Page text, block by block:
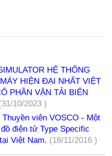
HỆ THỐNG
HIỆN ĐẠI NHẤT VIỆT
PHẦN VẬN TẢI BIỂN
10/2023 )
viên VOSCO - Một
điện tử Type Specific
Việt Nam. (16/11/2016 )